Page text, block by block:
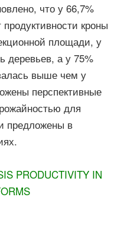
что у 66,7%
кроны
площади, у
деревьев, а у 75%
выше чем у
перспективные
для
предложены в
PRODUCTIVITY IN